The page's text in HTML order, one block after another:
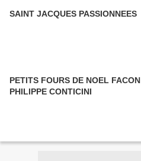
SAINT JACQUES PASSIONNEES
PETITS FOURS DE NOEL FACON
PHILIPPE CONTICINI